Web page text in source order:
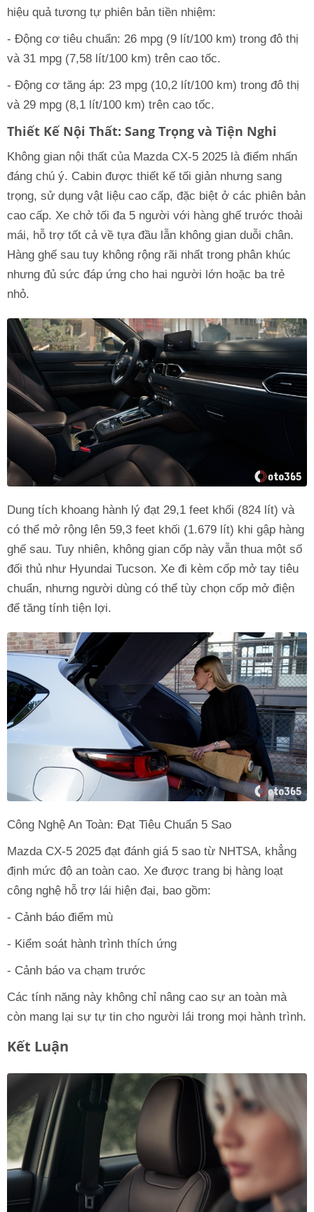
hiệu quả tương tự phiên bản tiền nhiệm:
- Động cơ tiêu chuẩn: 26 mpg (9 lít/100 km) trong đô thị
và 31 mpg (7,58 lít/100 km) trên cao tốc.
- Động cơ tăng áp: 23 mpg (10,2 lít/100 km) trong đô thị
và 29 mpg (8,1 lít/100 km) trên cao tốc.
Thiết Kế Nội Thất: Sang Trọng và Tiện Nghi
Không gian nội thất của Mazda CX-5 2025 là điểm nhấn
đáng chú ý. Cabin được thiết kế tối giản nhưng sang
trọng, sử dụng vật liệu cao cấp, đặc biệt ở các phiên bản
cao cấp. Xe chở tối đa 5 người với hàng ghế trước thoải
mái, hỗ trợ tốt cả về tựa đầu lẫn không gian duỗi chân.
Hàng ghế sau tuy không rộng rãi nhất trong phân khúc
nhưng đủ sức đáp ứng cho hai người lớn hoặc ba trẻ
nhỏ.
Dung tích khoang hành lý đạt 29,1 feet khối (824 lít) và
có thể mở rộng lên 59,3 feet khối (1.679 lít) khi gập hàng
ghế sau. Tuy nhiên, không gian cốp này vẫn thua một số
đối thủ như Hyundai Tucson. Xe đi kèm cốp mở tay tiêu
chuẩn, nhưng người dùng có thể tùy chọn cốp mở điện
để tăng tính tiện lợi.
Công Nghệ An Toàn: Đạt Tiêu Chuẩn 5 Sao
Mazda CX-5 2025 đạt đánh giá 5 sao từ NHTSA, khẳng
định mức độ an toàn cao. Xe được trang bị hàng loạt
công nghệ hỗ trợ lái hiện đại, bao gồm:
- Cảnh báo điểm mù
- Kiểm soát hành trình thích ứng
- Cảnh báo va chạm trước
Các tính năng này không chỉ nâng cao sự an toàn mà
còn mang lại sự tự tin cho người lái trong mọi hành trình.
Kết Luận